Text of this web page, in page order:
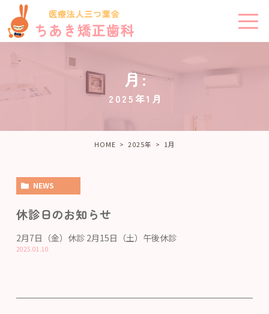
月:
2025年1月
HOME 2025年 1 月
NEWS
休診日のお知らせ
2月7日（金）休診 2月15日（土）午後休診
2025.01.10